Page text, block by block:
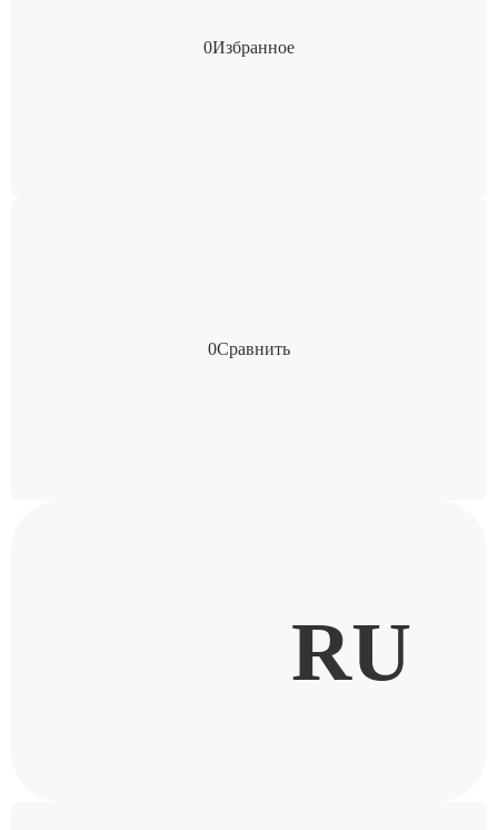
0Избранное
0Сравнить
RU